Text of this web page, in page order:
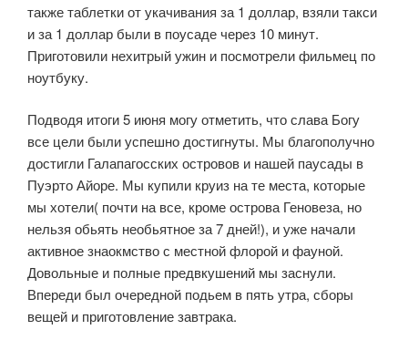
также таблетки от укачивания за 1 доллар, взяли такси
и за 1 доллар были в поусаде через 10 минут.
Приготовили нехитрый ужин и посмотрели фильмец по
ноутбуку.
Подводя итоги 5 июня могу отметить, что слава Богу
все цели были успешно достигнуты. Мы благополучно
достигли Галапагосских островов и нашей паусады в
Пуэрто Айоре. Мы купили круиз на те места, которые
мы хотели( почти на все, кроме острова Геновеза, но
нельзя обьять необьятное за 7 дней!), и уже начали
активное знаокмство с местной флорой и фауной.
Довольные и полные предвкушений мы заснули.
Впереди был очередной подьем в пять утра, сборы
вещей и приготовление завтрака.